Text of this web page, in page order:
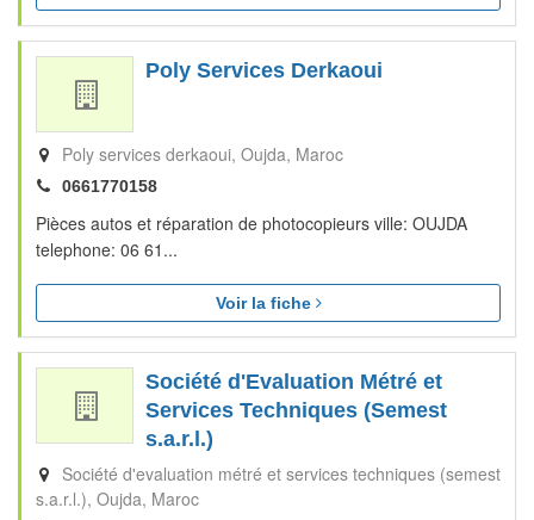
Poly Services Derkaoui
Poly services derkaoui Oujda Maroc
0661770158
Pièces autos et réparation de photocopieurs ville: OUJDA
telephone: 06 61...
Voir la fiche
Société d'Evaluation Métré et
Services Techniques (Semest
s.a.r.l.)
Société d'evaluation métré et services techniques (semest
s.a.r.l.) Oujda Maroc